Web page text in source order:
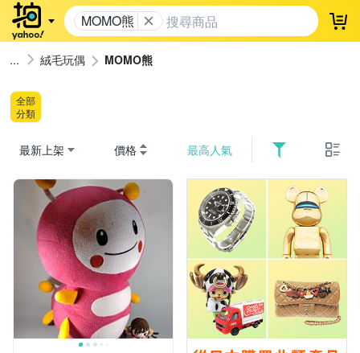
MOMO熊 登
絨毛玩偶 MOMO熊
全部
分類
最新上架 價格 最高人氣